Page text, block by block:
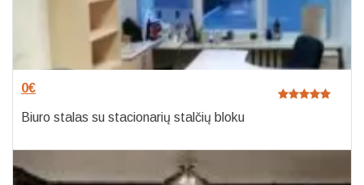
0€
Biuro stalas su stacionarių stalčių bloku